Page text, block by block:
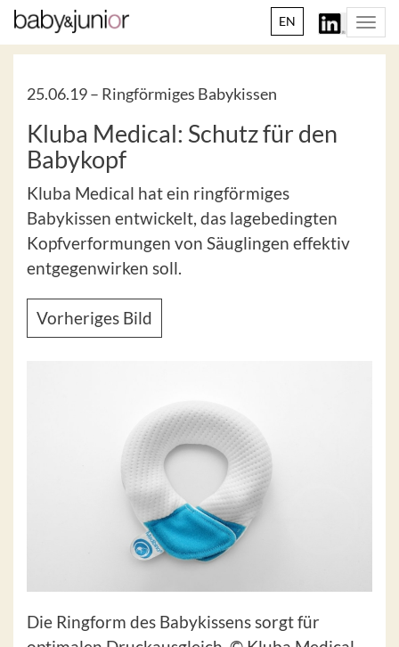
EN
25.06.19 – Ringförmiges Babykissen
Kluba Medical: Schutz für den
Babykopf
Kluba Medical hat ein ringförmiges
Babykissen entwickelt, das lagebedingten
Kopfverformungen von Säuglingen effektiv
entgegenwirken soll.
Vorheriges Bild
Die Ringform des Babykissens sorgt für